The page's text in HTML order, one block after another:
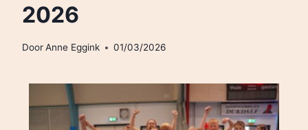
2026
DoorAnne Eggink 01/03/2026